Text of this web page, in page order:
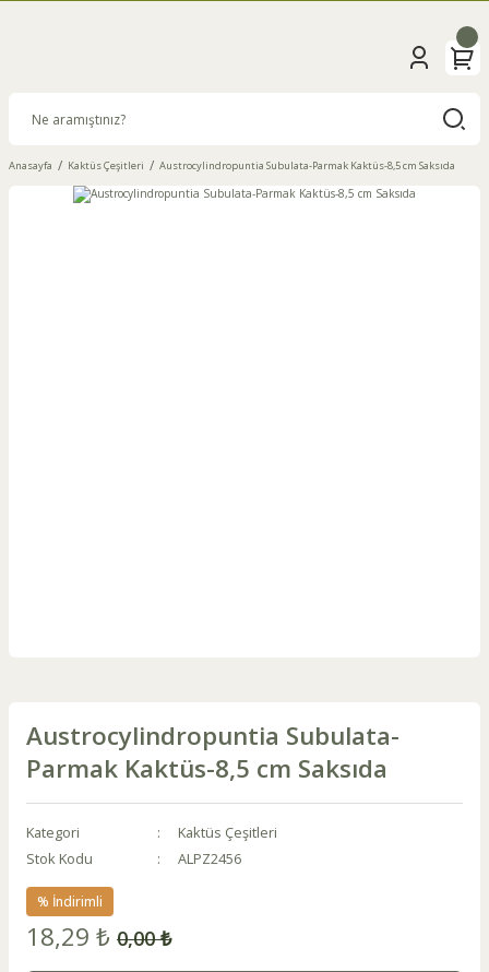
Anasayfa Kaktüs Çeşitleri Austrocylindropuntia Subulata-Parmak Kaktüs-8,5 cm Saksıda
Austrocylindropuntia Subulata-
Parmak Kaktüs-8,5 cm Saksıda
Kategori
Kaktüs Çeşitleri
Stok Kodu
ALPZ2456
% İndirimli
18,29 ₺ 0,00 ₺